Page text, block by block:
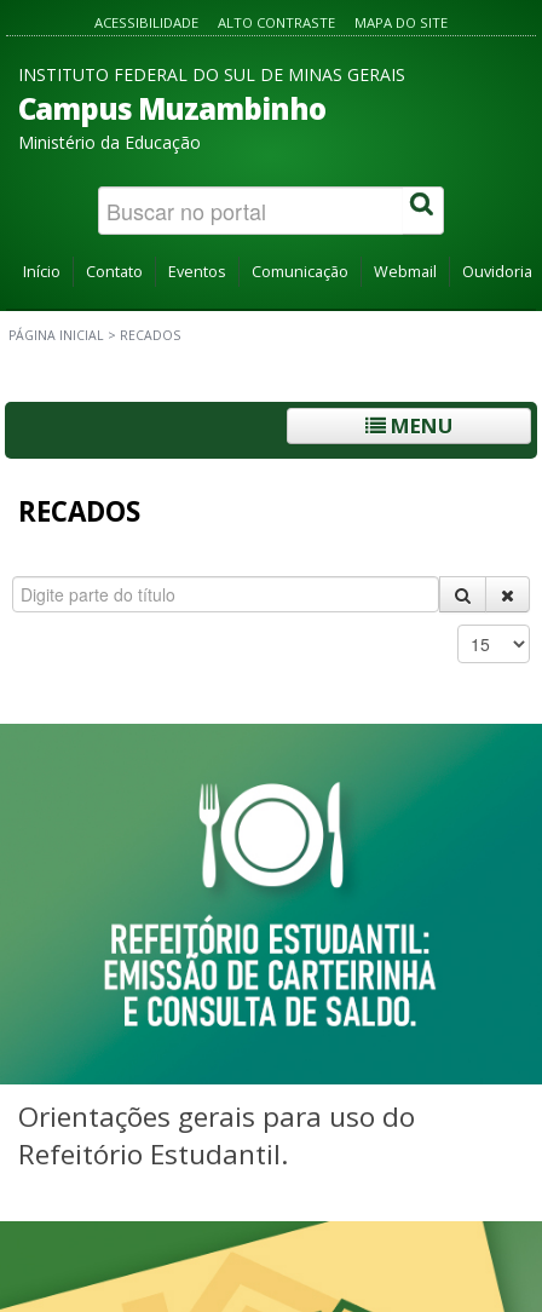
ACESSIBILIDADE ALTO CONTRASTE MAPA DO SITE
INSTITUTO FEDERAL DO SUL DE MINAS GERAIS
Campus Muzambinho
Ministério da Educação
Início Contato Eventos Comunicação Webmail Ouvidoria
PÁGINA INICIAL > RECADOS
MENU
RECADOS
Orientações gerais para uso do
Refeitório Estudantil.